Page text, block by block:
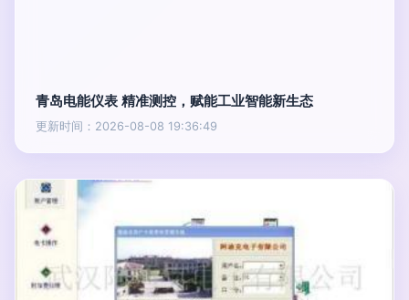
青岛电能仪表 精准测控，赋能工业智能新生态
更新时间：2026-08-08 19:36:49